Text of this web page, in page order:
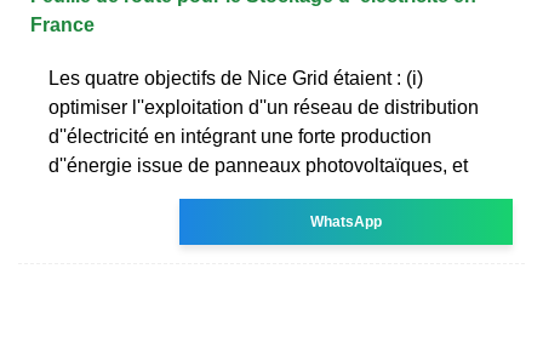
France
Les quatre objectifs de Nice Grid étaient : (i)
optimiser l''exploitation d''un réseau de distribution
d''électricité en intégrant une forte production
d''énergie issue de panneaux photovoltaïques, et
WhatsApp